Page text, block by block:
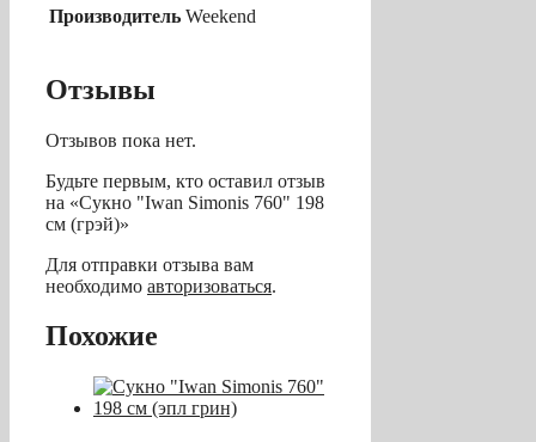
Производитель Weekend
Отзывы
Отзывов пока нет.
Будьте первым, кто оставил отзыв
на «Сукно "Iwan Simonis 760" 198
см (грэй)»
Для отправки отзыва вам
необходимо авторизоваться.
Похожие